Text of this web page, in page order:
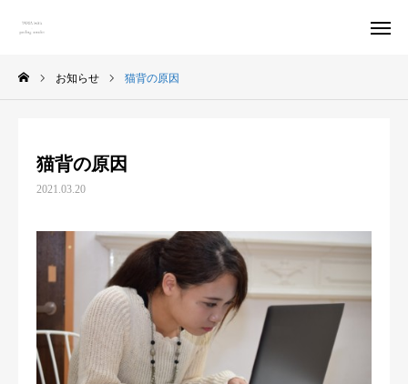
お知らせ 猫背の原因
猫背の原因
2021.03.20
料金
ごあいさつ
MENU